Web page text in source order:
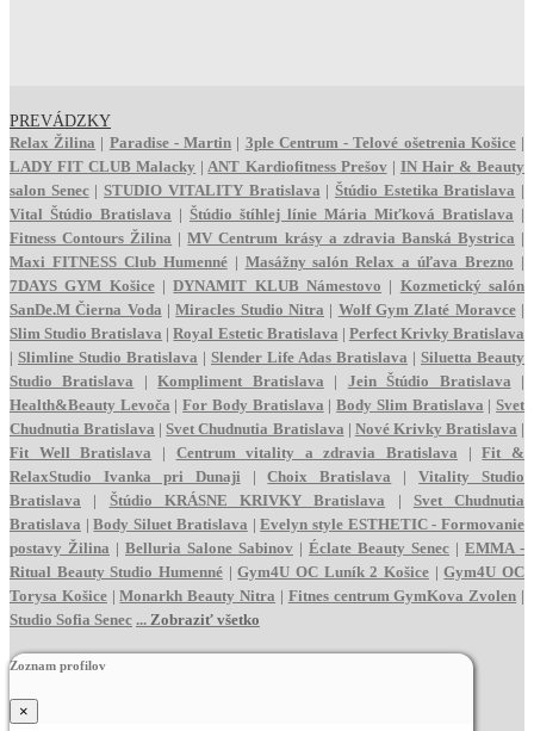
PREVÁDZKY
Relax Žilina | Paradise - Martin | 3ple Centrum - Telové ošetrenia Košice|
LADY FIT CLUB Malacky | ANT Kardiofitness Prešov| IN Hair & Beauty
salon Senec|STUDIO VITALITY Bratislava | Štúdio Estetika Bratislava |
Vital Štúdio Bratislava | Štúdio štíhlej línie Mária Miťková Bratislava |
Fitness Contours Žilina |MV Centrum krásy a zdravia Banská Bystrica |
Maxi FITNESS Club Humenné| Masážny salón Relax a úľava Brezno |
7DAYS GYM Košice|DYNAMIT KLUB Námestovo | Kozmetický salón
SanDe.M Čierna Voda |Miracles Studio Nitra | Wolf Gym Zlaté Moravce|
Slim Studio Bratislava |Royal Estetic Bratislava | Perfect Krivky Bratislava
| Slimline Studio Bratislava | Slender Life Adas Bratislava | Siluetta Beauty
Studio Bratislava |Kompliment Bratislava | Jein Štúdio Bratislava |
Health&Beauty Levoča |For Body Bratislava |Body Slim Bratislava |Svet
Chudnutia Bratislava |Svet Chudnutia Bratislava | Nové Krivky Bratislava |
Fit Well Bratislava | Centrum vitality a zdravia Bratislava |Fit &
RelaxStudio Ivanka pri Dunaji |Choix Bratislava |Vitality Studio
Bratislava | Štúdio KRÁSNE KRIVKY Bratislava | Svet Chudnutia
Bratislava |Body Siluet Bratislava |Evelyn style ESTHETIC - Formovanie
postavy Žilina | Belluria Salone Sabinov | Éclate Beauty Senec | EMMA -
Ritual Beauty Studio Humenné |Gym4U OC Luník 2 Košice |Gym4U OC
Torysa Košice|Monarkh Beauty Nitra | Fitnes centrum GymKova Zvolen |
Studio Sofia Senec ... Zobraziť všetko
Zoznam profilov
×